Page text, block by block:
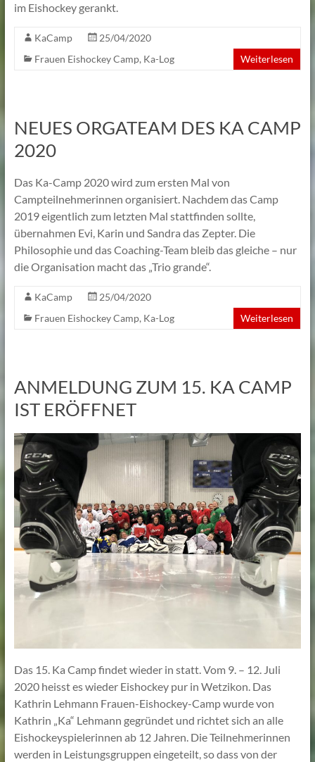
im Eishockey gerankt.
KaCamp
25/04/2020
Frauen Eishockey Camp, Ka-Log Weiterlesen
NEUES ORGATEAM DES KA CAMP
2020
Das Ka-Camp 2020 wird zum ersten Mal von
Campteilnehmerinnen organisiert. Nachdem das Camp
2019 eigentlich zum letzten Mal stattfinden sollte,
übernahmen Evi, Karin und Sandra das Zepter. Die
Philosophie und das Coaching-Team bleib das gleiche – nur
die Organisation macht das „Trio grande“.
KaCamp
25/04/2020
Frauen Eishockey Camp, Ka-Log Weiterlesen
ANMELDUNG ZUM 15. KA CAMP
IST ERÖFFNET
Das 15. Ka Camp findet wieder in statt. Vom 9. – 12. Juli
2020 heisst es wieder Eishockey pur in Wetzikon. Das
Kathrin Lehmann Frauen-Eishockey-Camp wurde von
Kathrin „Ka“ Lehmann gegründet und richtet sich an alle
Eishockeyspielerinnen ab 12 Jahren. Die Teilnehmerinnen
werden in Leistungsgruppen eingeteilt, so dass von der